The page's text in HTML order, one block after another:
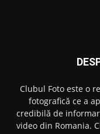
Clubul Foto este o
fotografică ce a
credibilă de
video din Romania.